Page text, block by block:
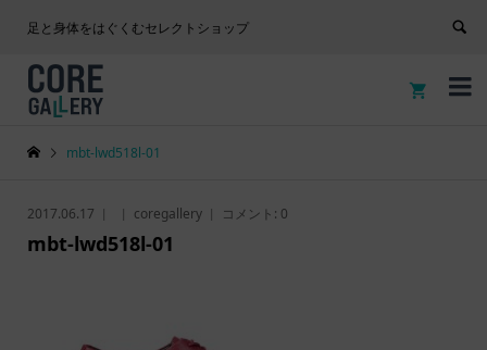
足と身体をはぐくむセレクトショップ


mbt-lwd518l-01
2017.06.17 coregallery コメント: 0
mbt-lwd518l-01